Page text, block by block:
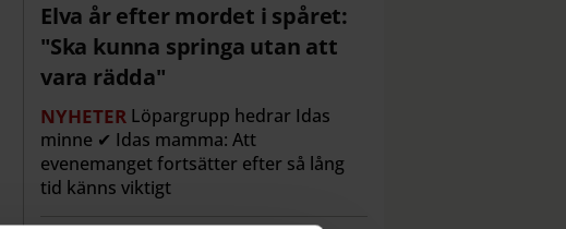
Elva år efter mordet i spåret:
"Ska kunna springa utan att
vara rädda"
NYHETER Löpargrupp hedrar Idas
minne ✔ Idas mamma: Att
evenemanget fortsätter efter så lång
tid känns viktigt